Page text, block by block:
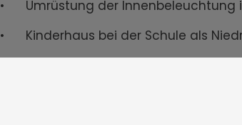
• Umrüstung der Innenbeleuchtung
• Kinderhaus bei der Schule als